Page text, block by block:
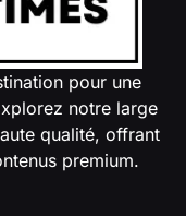
pour une
notre large
qualité, offrant
premium.